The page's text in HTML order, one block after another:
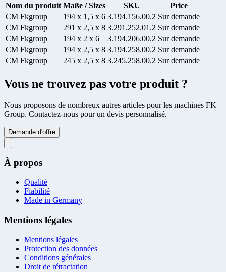
Nom du produit Maße / Sizes SKU
Price
CM Fkgroup
194 x 1,5 x 6 3.194.156.00.2 Sur demande
CM Fkgroup
291 x 2,5 x 8 3.291.252.01.2 Sur demande
CM Fkgroup
194 x 2 x 6 3.194.206.00.2 Sur demande
CM Fkgroup
194 x 2,5 x 8 3.194.258.00.2 Sur demande
CM Fkgroup
245 x 2,5 x 8 3.245.258.00.2 Sur demande
Vous ne trouvez pas votre produit ?
Nous proposons de nombreux autres articles pour les machines FK
Group. Contactez-nous pour un devis personnalisé.
Demande d'offre
À propos
Qualité
Fiabilité
Made in Germany
Mentions légales
Mentions légales
Protection des données
Conditions générales
Droit de rétractation